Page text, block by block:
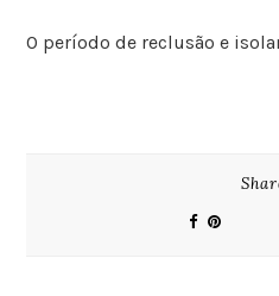
O período de reclusão e